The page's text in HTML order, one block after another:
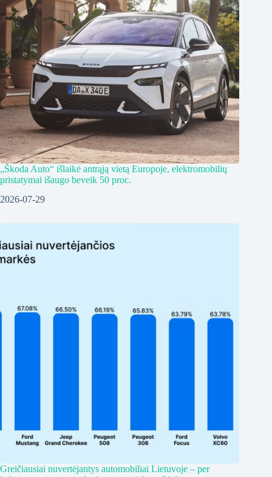
„Škoda Auto“ išlaikė antrąją vietą Europoje, elektromobilių
pristatymai išaugo beveik 50 proc.
2026-07-29
Greičiausiai nuvertėjantys automobiliai Lietuvoje – per